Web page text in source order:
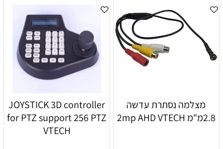
מצלמה נסתרת עדשה
2.8מ"מ 2mp AHD VTECH
JOYSTICK 3D controller
for PTZ support 256 PTZ
VTECH